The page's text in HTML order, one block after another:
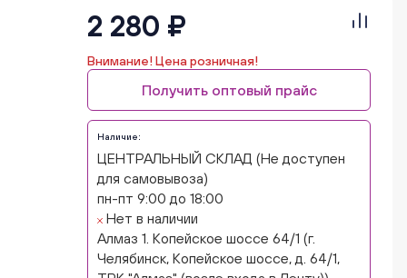
2 280 ₽
Внимание! Цена розничная!
Получить оптовый прайс
Наличие:
ЦЕНТРАЛЬНЫЙ СКЛАД (Не доступен
для самовывоза)
пн-пт 9:00 до 18:00
Нет в наличии
Алмаз 1. Копейское шоссе 64/1 (г.
Челябинск, Копейское шоссе, д. 64/1,